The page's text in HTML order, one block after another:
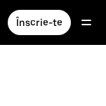
Înscrie-te